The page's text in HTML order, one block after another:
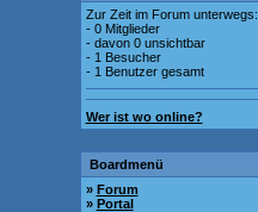
Zur Zeit im Forum unterwegs:
- 0 Mitglieder
- davon 0 unsichtbar
- 1 Besucher
- 1 Benutzer gesamt
Wer ist wo online?
Boardmenü
» Forum
» Portal